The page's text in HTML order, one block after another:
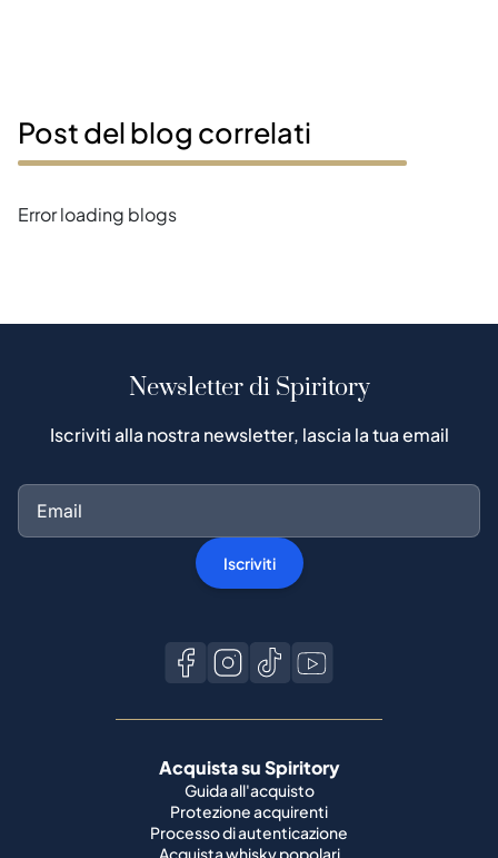
Post del blog correlati
Error loading blogs
Newsletter di Spiritory
Iscriviti alla nostra newsletter, lascia la tua email
Iscriviti
Acquista su Spiritory
Guida all'acquisto
Protezione acquirenti
Processo di autenticazione
Acquista whisky popolari